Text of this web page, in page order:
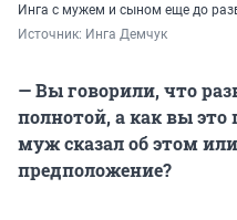
Инга с мужем и сыном еще до
Источник: Инга Демчук
— Вы говорили, что
полнотой, а как вы
муж сказал об этом
предположение?